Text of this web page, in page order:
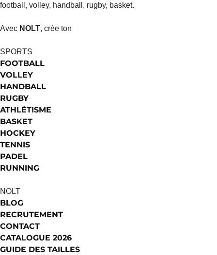
football, volley, handball, rugby, basket.
Avec NOLT, crée ton
SPORTS
FOOTBALL
VOLLEY
HANDBALL
RUGBY
ATHLÉTISME
BASKET
HOCKEY
TENNIS
PADEL
RUNNING
NOLT
BLOG
RECRUTEMENT
CONTACT
CATALOGUE 2026
GUIDE DES TAILLES